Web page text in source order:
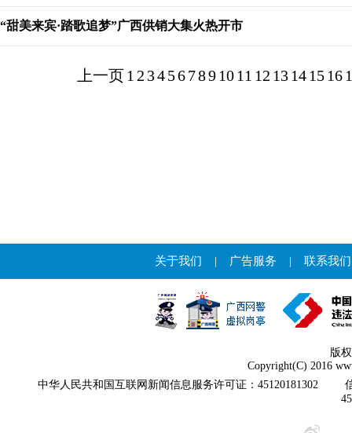
“甜美来宾·踏歌追梦”广西供销大集火热开市
上一页1 2 34567891011 12 13141516
关于我们 | 广告服务 | 联系我们
版
Copyright(C) 2016
中华人民共和国互联网新闻信息服务许可证：45120181302